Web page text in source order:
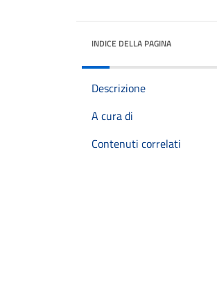
INDICE DELLA PAGINA
Descrizione
A cura di
Contenuti correlati